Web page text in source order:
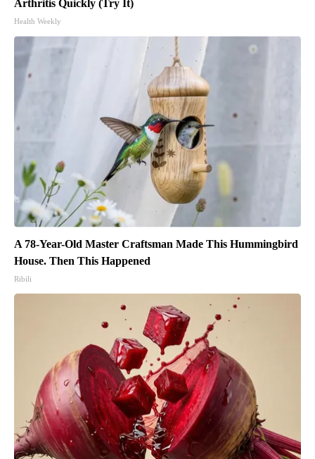
Arthritis Quickly (Try It)
Health Weekly
A 78-Year-Old Master Craftsman Made This Hummingbird
House. Then This Happened
Ribili